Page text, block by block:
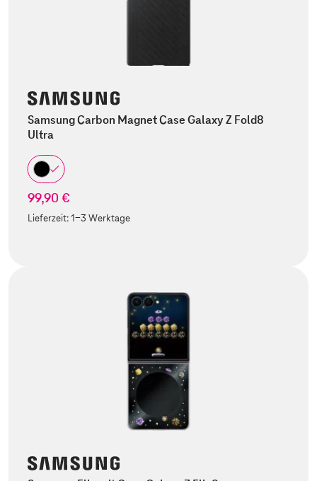
Samsung Carbon Magnet Case Galaxy Z Fold8
Ultra
99,90 €
Lieferzeit:1-3 Werktage